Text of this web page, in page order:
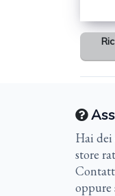
Hai
store
oppure